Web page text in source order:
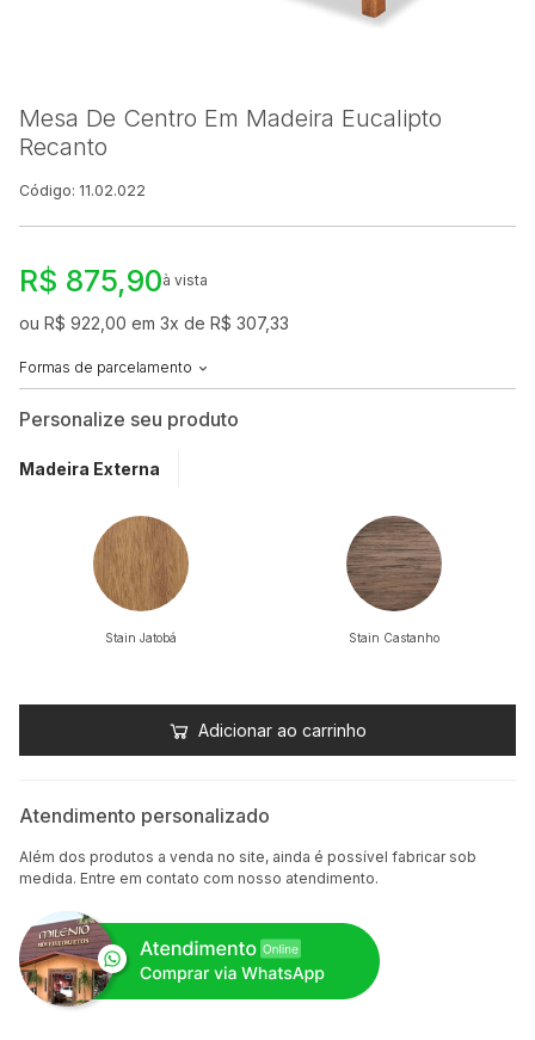
Mesa De Centro Em Madeira Eucalipto
Recanto
Código: 11.02.022
R$ 875,90à vista
ou R$ 922,00 em 3x de R$ 307,33
Formas de parcelamento
Personalize seu produto
Madeira Externa
Stain Jatobá Stain Castanho
Adicionar ao carrinho
Atendimento personalizado
Além dos produtos a venda no site, ainda é possível fabricar sob
medida. Entre em contato com nosso atendimento.